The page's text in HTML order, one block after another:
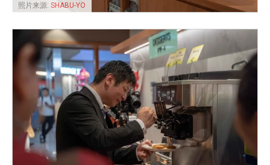
照片来源: SHABU-YO